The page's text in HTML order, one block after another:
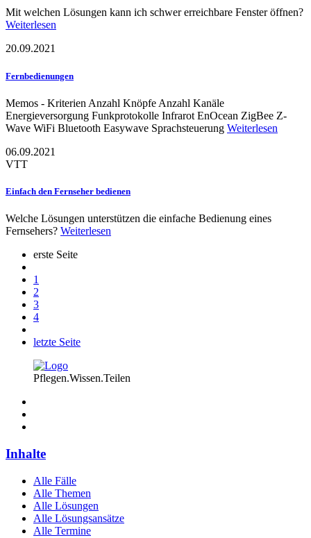
Mit welchen Lösungen kann ich schwer erreichbare Fenster öffnen?
Weiterlesen
20.09.2021
Fernbedienungen
Memos - Kriterien Anzahl Knöpfe Anzahl Kanäle
Energieversorgung Funkprotokolle Infrarot EnOcean ZigBee Z-
Wave WiFi Bluetooth Easywave Sprachsteuerung Weiterlesen
06.09.2021
VTT
Einfach den Fernseher bedienen
Welche Lösungen unterstützen die einfache Bedienung eines
Fernsehers? Weiterlesen
erste Seite
1
2
3
4
letzte Seite
Pflegen.Wissen.Teilen
Inhalte
Alle Fälle
Alle Themen
Alle Lösungen
Alle Lösungsansätze
Alle Termine